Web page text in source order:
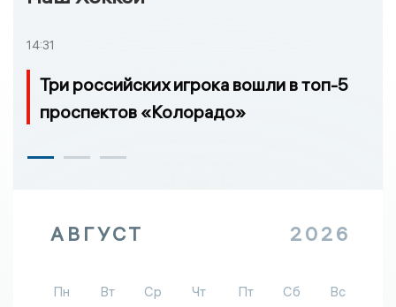
14:31
Три российских игрока вошли в топ-5
проспектов «Колорадо»
АВГУСТ 2026
Пн Вт Ср Чт Пт Сб
Вс